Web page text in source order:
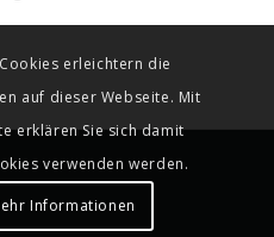
by Enfold WordPress
erleichtern die
auf dieser Webseite. Mit
erklären Sie sich damit
verwenden werden.
Informationen